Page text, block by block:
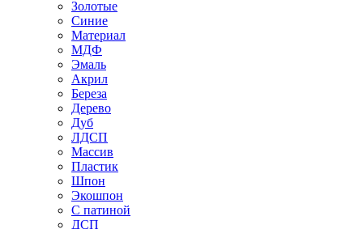
Золотые
Синие
Материал
МДФ
Эмаль
Акрил
Береза
Дерево
Дуб
ЛДСП
Массив
Пластик
Шпон
Экошпон
С патиной
ДСП